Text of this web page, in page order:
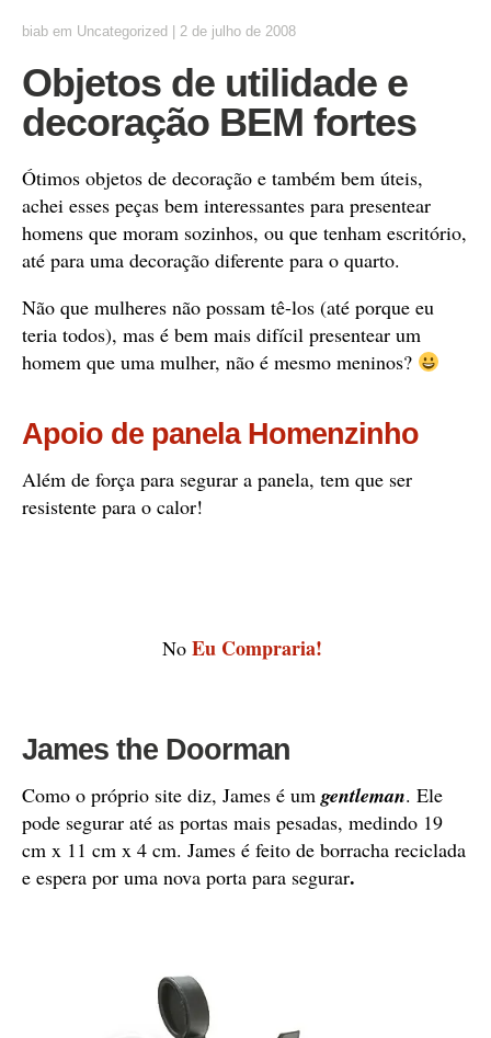
biab em Uncategorized 2 de julho de 2008
Objetos de utilidade e
decoração BEM fortes
Ótimos objetos de decoração e também bem úteis,
achei esses peças bem interessantes para presentear
homens que moram sozinhos, ou que tenham escritório,
até para uma decoração diferente para o quarto.
Não que mulheres não possam tê-los (até porque eu
teria todos), mas é bem mais difícil presentear um
homem que uma mulher, não é mesmo meninos?
Apoio de panela Homenzinho
Além de força para segurar a panela, tem que ser
resistente para o calor!
No Eu Compraria!
James the Doorman
Como o próprio site diz, James é um gentleman. Ele
pode segurar até as portas mais pesadas, medindo 19
cm x 11 cm x 4 cm. James é feito de borracha reciclada
e espera por uma nova porta para segurar.